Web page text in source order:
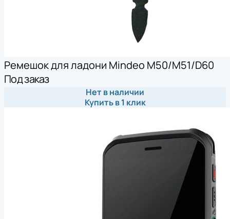
Ремешок для ладони Mindeo M50/M51/D60
Под заказ
Нет в наличии
Купить в 1 клик